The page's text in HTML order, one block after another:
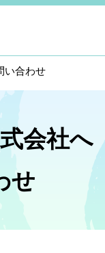
い合わせ
会社へ
せ